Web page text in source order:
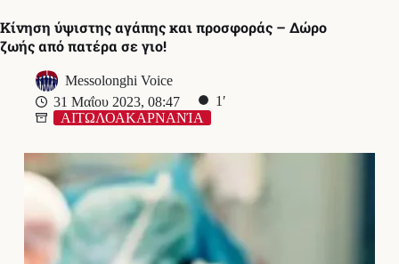
Κίνηση ύψιστης αγάπης και προσφοράς – Δώρο
ζωής από πατέρα σε γιο!
Messolonghi Voice
31 Μαΐου 2023, 08:47
1′
ΑΙΤΩΛΟΑΚΑΡΝΑΝΊΑ